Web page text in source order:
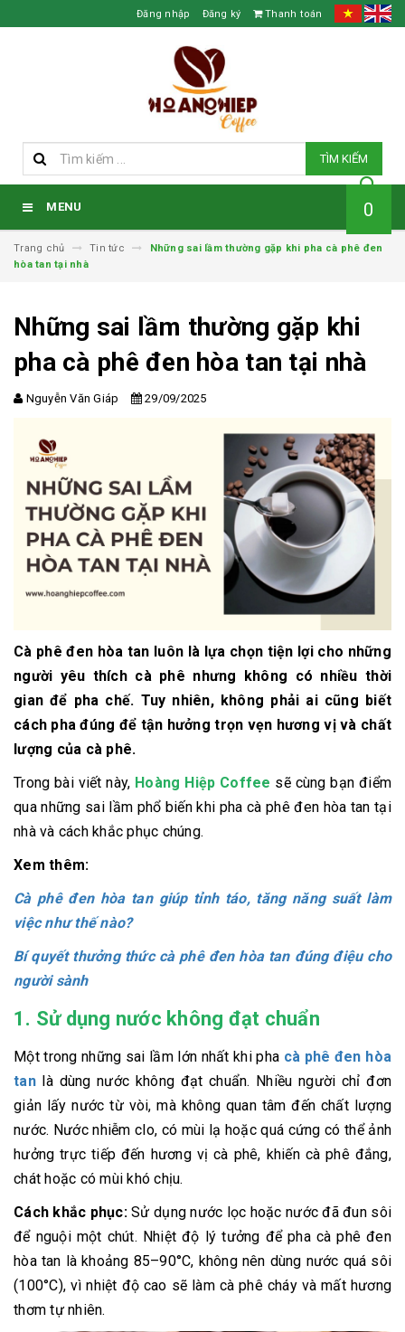
Đăng nhập Đăng ký Thanh toán
TÌM KIẾM
MENU 0
Trang chủ Tin tức
Những sai lầm thường gặp khi pha cà phê đen
hòa tan tại nhà
Những sai lầm thường gặp khi
pha cà phê đen hòa tan tại nhà
Nguyễn Văn Giáp 29/09/2025
Cà phê đen hòa tan luôn là lựa chọn tiện lợi cho những
người yêu thích cà phê nhưng không có nhiều thời
gian để pha chế. Tuy nhiên, không phải ai cũng biết
cách pha đúng để tận hưởng trọn vẹn hương vị và chất
lượng của cà phê.
Trong bài viết này, Hoàng Hiệp Coffee sẽ cùng bạn điểm
qua những sai lầm phổ biến khi pha cà phê đen hòa tan tại
nhà và cách khắc phục chúng.
Xem thêm:
Cà phê đen hòa tan giúp tỉnh táo, tăng năng suất làm
việc như thế nào?
Bí quyết thưởng thức cà phê đen hòa tan đúng điệu cho
người sành
1. Sử dụng nước không đạt chuẩn
Một trong những sai lầm lớn nhất khi pha cà phê đen hòa
tanlà dùng nước không đạt chuẩn. Nhiều người chỉ đơn
giản lấy nước từ vòi, mà không quan tâm đến chất lượng
nước. Nước nhiễm clo, có mùi lạ hoặc quá cứng có thể ảnh
hưởng trực tiếp đến hương vị cà phê, khiến cà phê đắng,
chát hoặc có mùi khó chịu.
Cách khắc phục:Sử dụng nước lọc hoặc nước đã đun sôi
để nguội một chút. Nhiệt độ lý tưởng để pha cà phê đen
hòa tan là khoảng 85–90°C, không nên dùng nước quá sôi
(100°C), vì nhiệt độ cao sẽ làm cà phê cháy và mất hương
thơm tự nhiên.